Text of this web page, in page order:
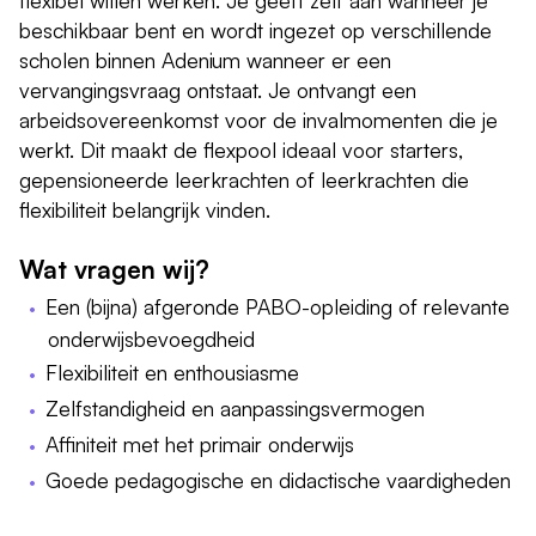
beschikbaar bent en wordt ingezet op verschillende
scholen binnen Adenium wanneer er een
vervangingsvraag ontstaat. Je ontvangt een
arbeidsovereenkomst voor de invalmomenten die je
werkt. Dit maakt de flexpool ideaal voor starters,
gepensioneerde leerkrachten of leerkrachten die
flexibiliteit belangrijk vinden.
Wat vragen wij?
Een (bijna) afgeronde PABO-opleiding of relevante
onderwijsbevoegdheid
Flexibiliteit en enthousiasme
Zelfstandigheid en aanpassingsvermogen
Affiniteit met het primair onderwijs
Goede pedagogische en didactische vaardigheden